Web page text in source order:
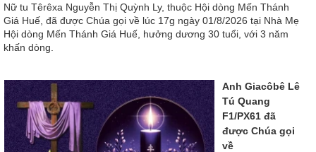
Nữ tu Têrêxa Nguyễn Thị Quỳnh Ly, thuộc Hội dòng Mến Thánh
Giá Huế, đã được Chúa gọi về lúc 17g ngày 01/8/2026 tại Nhà Mẹ
Hội dòng Mến Thánh Giá Huế, hưởng dương 30 tuổi, với 3 năm
khấn dòng.
Anh Giacôbê Lê
Tú Quang
F1/PX61 đã
được Chúa gọi
về